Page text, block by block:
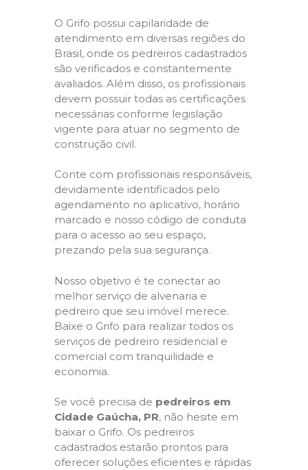
O Grifo possui capilaridade de
atendimento em diversas regiões do
Brasil, onde os pedreiros cadastrados
são verificados e constantemente
avaliados. Além disso, os profissionais
devem possuir todas as certificações
necessárias conforme legislação
vigente para atuar no segmento de
construção civil.
Conte com profissionais responsáveis,
devidamente identificados pelo
agendamento no aplicativo, horário
marcado e nosso código de conduta
para o acesso ao seu espaço,
prezando pela sua segurança.
Nosso objetivo é te conectar ao
melhor serviço de alvenaria e
pedreiro que seu imóvel merece.
Baixe o Grifo para realizar todos os
serviços de pedreiro residencial e
comercial com tranquilidade e
economia.
Se você precisa de pedreiros em
Cidade Gaúcha, PR, não hesite em
baixar o Grifo. Os pedreiros
cadastrados estarão prontos para
oferecer soluções eficientes e rápidas